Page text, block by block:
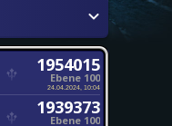
1954015
Ebene 100
24.04.2024, 10:04
1939373
Ebene 100